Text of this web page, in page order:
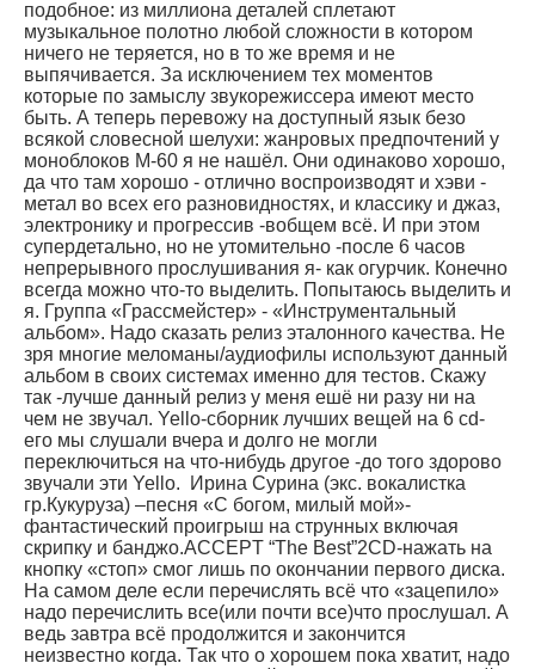
подобное: из миллиона деталей сплетают
музыкальное полотно любой сложности в котором
ничего не теряется, но в то же время и не
выпячивается. За исключением тех моментов
которые по замыслу звукорежиссера имеют место
быть. А теперь перевожу на доступный язык безо
всякой словесной шелухи: жанровых предпочтений у
моноблоков М-60 я не нашёл. Они одинаково хорошо,
да что там хорошо - отлично воспроизводят и хэви -
метал во всех его разновидностях, и классику и джаз,
электронику и прогрессив -вобщем всё. И при этом
супердетально, но не утомительно -после 6 часов
непрерывного прослушивания я- как огурчик. Конечно
всегда можно что-то выделить. Попытаюсь выделить и
я. Группа «Грассмейстер» - «Инструментальный
альбом». Надо сказать релиз эталонного качества. Не
зря многие меломаны/аудиофилы используют данный
альбом в своих системах именно для тестов. Скажу
так -лучше данный релиз у меня ешё ни разу ни на
чем не звучал. Yello-сборник лучших вещей на 6 cd-
его мы слушали вчера и долго не могли
переключиться на что-нибудь другое -до того здорово
звучали эти Yello. Ирина Сурина (экс. вокалистка
гр.Кукуруза) –песня «С богом, милый мой»-
фантастический проигрыш на струнных включая
скрипку и банджо.ACCEPT “The Best”2CD-нажать на
кнопку «стоп» смог лишь по окончании первого диска.
На самом деле если перечислять всё что «зацепило»
надо перечислить все(или почти все)что прослушал. А
ведь завтра всё продолжится и закончится
неизвестно когда. Так что о хорошем пока хватит, надо